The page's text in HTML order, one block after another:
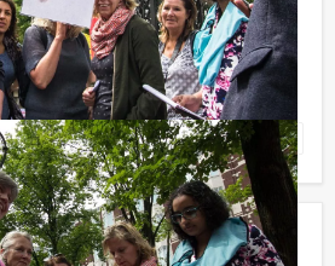
City Brunch Game in
Tour Guides: een hypermodern,
mét een overheerlijk 3-
Favoriet